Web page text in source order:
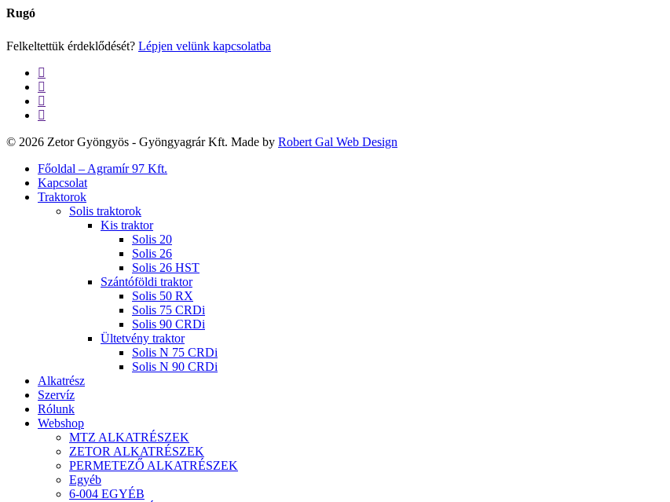
Rugó
Felkeltettük érdeklődését? Lépjen velünk kapcsolatba
twitter
facebook
google-
plus
yelp
© 2026 Zetor Gyöngyös - Gyöngyagrár Kft. Made by Robert Gal Web Design
Close
Menu
Főoldal – Agramír 97 Kft.
Kapcsolat
Traktorok
Solis traktorok
Kis traktor
Solis 20
Solis 26
Solis 26 HST
Szántóföldi traktor
Solis 50 RX
Solis 75 CRDi
Solis 90 CRDi
Ültetvény traktor
Solis N 75 CRDi
Solis N 90 CRDi
Alkatrész
Szervíz
Rólunk
Webshop
MTZ ALKATRÉSZEK
ZETOR ALKATRÉSZEK
PERMETEZŐ ALKATRÉSZEK
Egyéb
6-004 EGYÉB